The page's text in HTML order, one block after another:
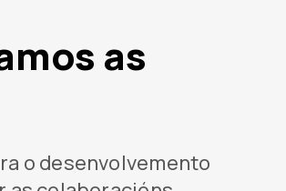
as
o desenvolvemento